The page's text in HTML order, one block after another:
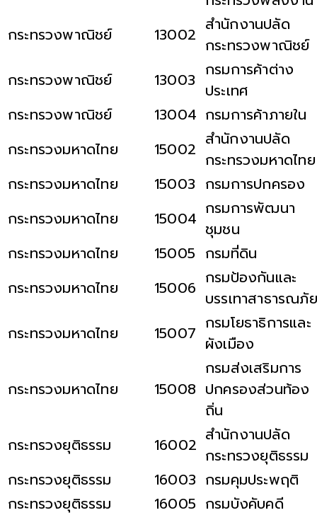
กระทรวงพาณิชย์
13002 สำนักงานปลัด
กระทรวงพาณิชย์
กระทรวงพาณิชย์
13003 กรมการค้าต่าง
ประเทศ
กระทรวงพาณิชย์
13004 กรมการค้าภายใน
กระทรวงมหาดไทย
15002 สำนักงานปลัด
กระทรวงมหาดไทย
กระทรวงมหาดไทย
15003 กรมการปกครอง
กระทรวงมหาดไทย
15004 กรมการพัฒนา
ชุมชน
กระทรวงมหาดไทย
15005 กรมที่ดิน
กระทรวงมหาดไทย
15006 กรมป้องกันและ
บรรเทาสาธารณภัย
กระทรวงมหาดไทย
15007 กรมโยธาธิการและ
ผังเมือง
กระทรวงมหาดไทย 15008
กรมส่งเสริมการ
ปกครองส่วนท้อง
ถิ่น
กระทรวงยุติธรรม
16002 สำนักงานปลัด
กระทรวงยุติธรรม
กระทรวงยุติธรรม
16003 กรมคุมประพฤติ
กระทรวงยุติธรรม
16005 กรมบังคับคดี